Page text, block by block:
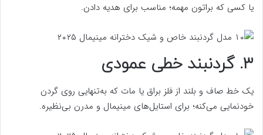
یا کسی که براتون مهمه؛ مناسب برای هدیه دادن.
۳. گردنبند خطی عمودی
یک خط صاف و بلند از فلز براق یا مات که به‌تنهایی روی گردن
خودنمایی می‌کنه؛ برای استایل‌های مینیمال و مدرن بی‌نظیره.